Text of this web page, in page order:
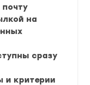
на
сразу
и критерии